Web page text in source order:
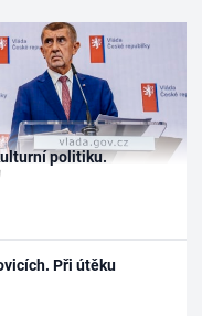
politiku.
Při útěku